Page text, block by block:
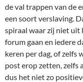
de val trappen van de
een soort verslaving.
spiraal waar zij niet uit
forum gaan en iedere
keren per dag, of zelfs
post erop zetten, zelfs
dus het niet zo